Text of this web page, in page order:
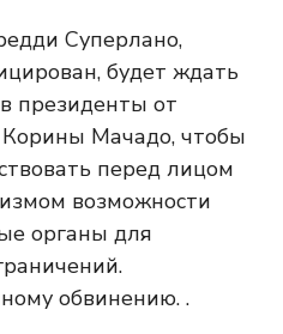
Суперлано,
будет ждать
президенты от
Мачадо, чтобы
перед лицом
возможности
органы для
обвинению. .